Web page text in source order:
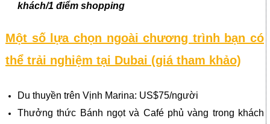
khách/1 điểm shopping
Một số lựa chọn ngoài chương trình bạn có
thể trải nghiệm tại Dubai (giá tham khảo)
Du thuyền trên Vịnh Marina: US$75/người
Thưởng thức Bánh ngọt và Café phủ vàng trong khách